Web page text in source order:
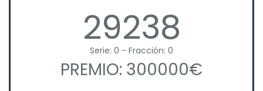
29238
Serie: 0 - Fracción: 0
PREMIO: 300000€